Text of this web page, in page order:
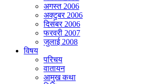
अगस्त 2006
अक्टुबर 2006
दिसंबर 2006
फरवरी 2007
जुलाई 2008
विषय
परिचय
वातायन
आमुख कथा